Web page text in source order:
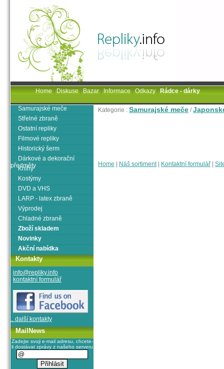
Kategorie : Samurajské meče /
Home Náš sortiment| Kontaktní formulář
Samurajské meče
Střelné zbraně
Ostatní repliky
Filmové repliky
Historický šerm
Dárkové a dekorační
předměty
Knihy
Kostýmy
DVD a VHS
LARP - latex zbraně
Výprodej
Chladné zbraně
Zboží skladem
Novinky
Akční nabídka
Kontakty
info@repliky.info
kontaktní formulář
.. další kontakty
MailNews
Zadejte svoji e-mail adresu, chcete-
li dostávat zprávy z našeho serveru
Home|Diskuse|Bazar|Informace|Odkazy|Rádce - dárky